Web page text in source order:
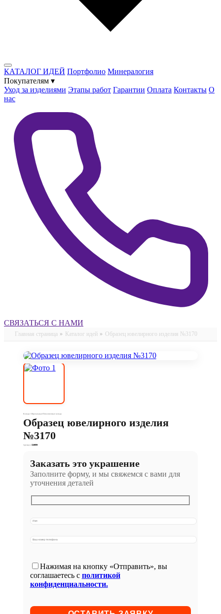
КАТАЛОГ ИДЕЙ Портфолио Минералогия
Покупателям ▾
Уход за изделиями Этапы работ Гарантии Оплата Контакты О
нас
СВЯЗАТЬСЯ С НАМИ
Главная страница » Каталог идей » Образец ювелирного изделия №3170
Кольца: Обручальные/Помолвочные кольца
Образец ювелирного изделия
№3170
Артикул: 210890
Заказать это украшение
Заполните форму, и мы свяжемся с вами для
уточнения деталей
Нажимая на кнопку «Отправить», вы
соглашаетесь с политикой
конфиденциальности.